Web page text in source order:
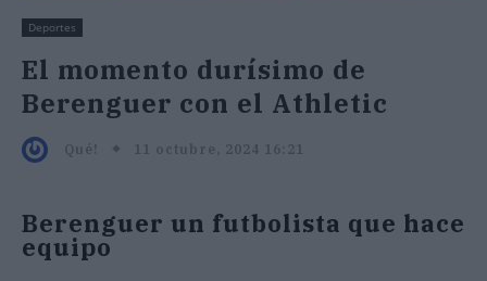
Deportes
El momento durísimo de
Berenguer con el Athletic
Qué! 11 octubre, 2024 16:21
Berenguer un futbolista que hace
equipo